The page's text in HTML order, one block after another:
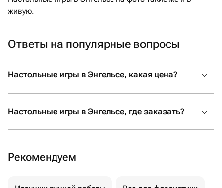
живую.
Ответы на популярные вопросы
Настольные игры в Энгельсе, какая цена?
Настольные игры в Энгельсе, где заказать?
Рекомендуем